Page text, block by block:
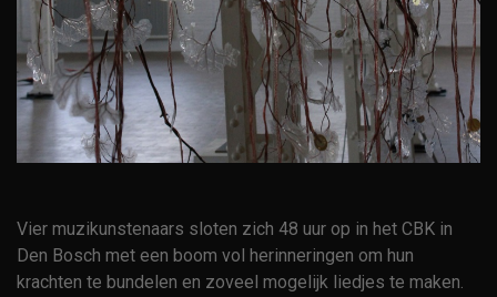
Vier muzikunstenaars sloten zich 48 uur op in het CBK in
Den Bosch met een boom vol herinneringen om hun
krachten te bundelen en zoveel mogelijk liedjes te maken.